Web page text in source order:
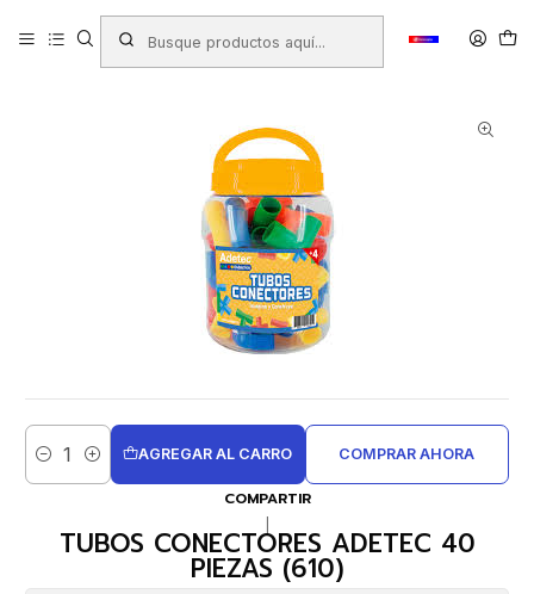
Productos JUGUETERIA Juegos Didacticos
Juegos de Encaje TUBOS CONECTORES ADETEC 40 PIEZAS (610)
Cantidad
AGREGAR AL CARRO COMPRAR AHORA
COMPARTIR
TUBOS CONECTORES ADETEC 40
PIEZAS (610)